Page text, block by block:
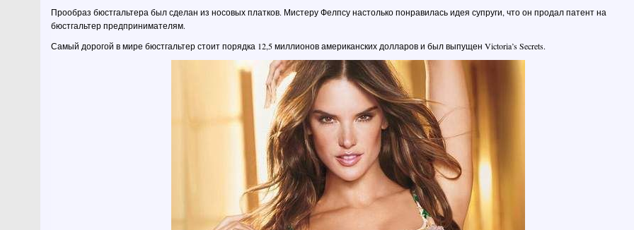
Прообраз бюстгальтера был сделан из носовых платков. Мистеру Фелпсу настолько понравилась идея супруги, что он продал патент на
бюстгальтер предпринимателям.
Самый дорогой в мире бюстгальтер стоит порядка 12,5 миллионов американских долларов и был выпущен Victoria’s Secrets.